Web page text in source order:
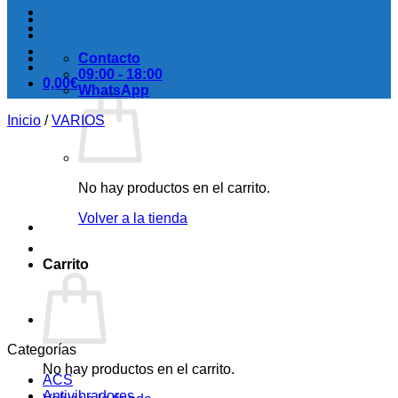
0,00€
No hay productos en el carrito.
Volver a la tienda
Carrito
No hay productos en el carrito.
Contacto
09:00 - 18:00
WhatsApp
Inicio / VARIOS
Categorías
ACS